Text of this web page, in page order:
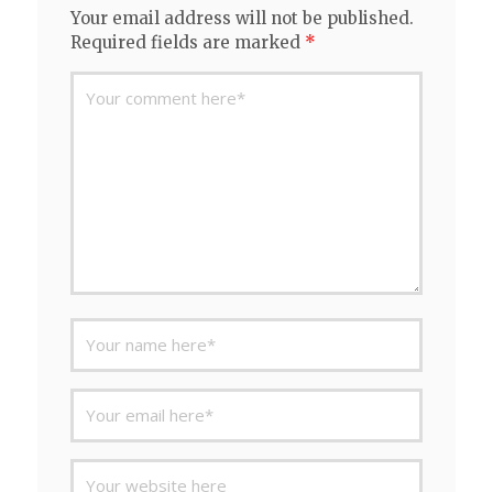
Your email address will not be published.
Required fields are marked *